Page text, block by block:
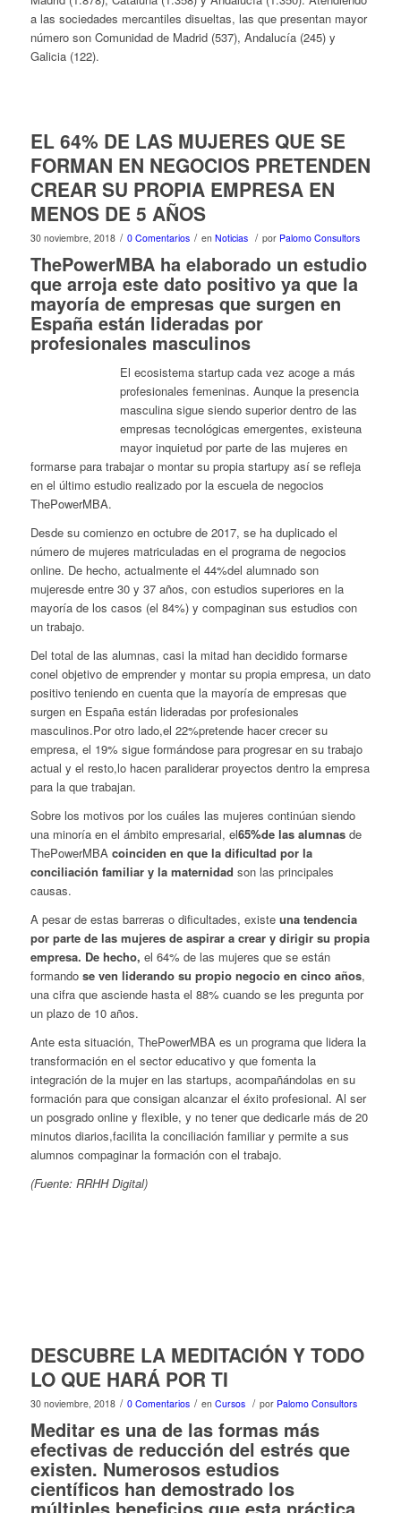
a las sociedades mercantiles disueltas, las que presentan mayor
número son Comunidad de Madrid (537), Andalucía (245) y
Galicia (122).
EL 64% DE LAS MUJERES QUE SE
FORMAN EN NEGOCIOS PRETENDEN
CREAR SU PROPIA EMPRESA EN
MENOS DE 5 AÑOS
30 noviembre, 2018 / 0 Comentarios / en Noticias / por Palomo Consultors
ThePowerMBA ha elaborado un estudio
que arroja este dato positivo ya que la
mayoría de empresas que surgen en
España están lideradas por
profesionales masculinos
El ecosistema startup cada vez acoge a más
profesionales femeninas. Aunque la presencia
masculina sigue siendo superior dentro de las
empresas tecnológicas emergentes, existeuna
mayor inquietud por parte de las mujeres en
formarse para trabajar o montar su propia startupy así se refleja
en el último estudio realizado por la escuela de negocios
ThePowerMBA.
Desde su comienzo en octubre de 2017, se ha duplicado el
número de mujeres matriculadas en el programa de negocios
online. De hecho, actualmente el 44%del alumnado son
mujeresde entre 30 y 37 años, con estudios superiores en la
mayoría de los casos (el 84%) y compaginan sus estudios con
un trabajo.
Del total de las alumnas, casi la mitad han decidido formarse
conel objetivo de emprender y montar su propia empresa, un dato
positivo teniendo en cuenta que la mayoría de empresas que
surgen en España están lideradas por profesionales
masculinos.Por otro lado,el 22%pretende hacer crecer su
empresa, el 19% sigue formándose para progresar en su trabajo
actual y el resto,lo hacen paraliderar proyectos dentro la empresa
para la que trabajan.
Sobre los motivos por los cuáles las mujeres continúan siendo
una minoría en el ámbito empresarial, el65%de las alumnas de
ThePowerMBA coinciden en que la dificultad por la
conciliación familiar y la maternidad son las principales
causas.
A pesar de estas barreras o dificultades, existe una tendencia
por parte de las mujeres de aspirar a crear y dirigir su propia
empresa. De hecho, el 64% de las mujeres que se están
formando se ven liderando su propio negocio en cinco años,
una cifra que asciende hasta el 88% cuando se les pregunta por
un plazo de 10 años.
Ante esta situación, ThePowerMBA es un programa que lidera la
transformación en el sector educativo y que fomenta la
integración de la mujer en las startups, acompañándolas en su
formación para que consigan alcanzar el éxito profesional. Al ser
un posgrado online y flexible, y no tener que dedicarle más de 20
minutos diarios,facilita la conciliación familiar y permite a sus
alumnos compaginar la formación con el trabajo.
(Fuente: RRHH Digital)
DESCUBRE LA MEDITACIÓN Y TODO
LO QUE HARÁ POR TI
30 noviembre, 2018 / 0 Comentarios / en Cursos / por Palomo Consultors
Meditar es una de las formas más
efectivas de reducción del estrés que
existen. Numerosos estudios
científicos han demostrado los
múltiples beneficios que esta práctica